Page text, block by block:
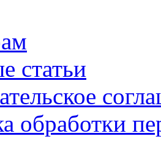
статьи
обработки